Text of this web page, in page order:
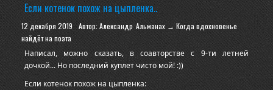
Если котенок похож на цыпленка..
12 декабря 2019 Автор: Александр Альманах → Когда вдохновенье
найдёт на поэта
Написал, можно сказать, в соавторстве с 9-ти летней
дочкой... Но последний куплет чисто мой! :))
Если котенок похож на цыпленка: